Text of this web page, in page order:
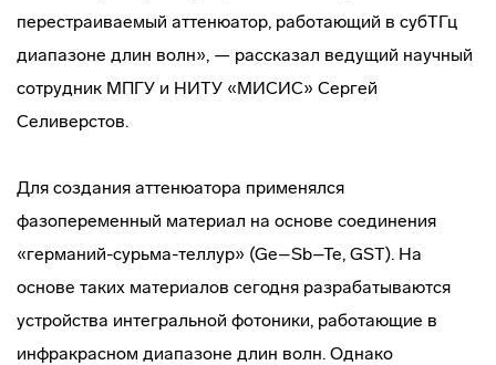
перестраиваемый аттенюатор, работающий в субТГц
диапазоне длин волн», — рассказал ведущий научный
сотрудник МПГУ и НИТУ «МИСИС» Сергей
Селиверстов.
Для создания аттенюатора применялся
фазопеременный материал на основе соединения
«германий-сурьма-теллур» (Ge–Sb–Te, GST). На
основе таких материалов сегодня разрабатываются
устройства интегральной фотоники, работающие в
инфракрасном диапазоне длин волн. Однако